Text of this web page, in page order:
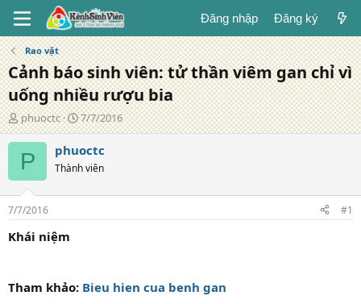
Đăng nhập Đăng ký
Rao vặt
Cảnh báo sinh viên: tử thần viêm gan chỉ vì
uống nhiều rượu bia
T
á
c
g
ả
phuoctc
N
g
à
đ
g
7/7/2016
P phuoctc
Thành viên
7/7/2016 #1
Khái niệm
Tham khảo: Bieu hien cua benh gan